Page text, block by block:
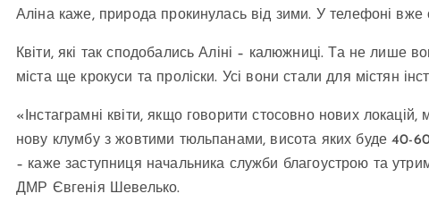
Аліна каже, природа прокинулась від зими. У телефоні вже
Квіти, які так сподобались Аліні – калюжниці. Та не лише
міста ще крокуси та проліски. Усі вони стали для містян
«Інстаграмні квіти, якщо говорити стосовно нових
нову клумбу з жовтими тюльпанами, висота яких буде 40-60
– каже заступниця начальника служби благоустрою та
ДМР Євгенія Шевелько.